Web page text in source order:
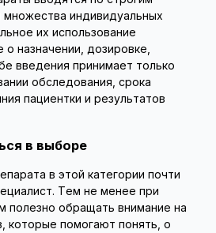
множества индивидуальных
их использование
назначении, дозировке,
введения принимает только
обследования, срока
пациентки и результатов
в выборе
в этой категории почти
Тем не менее при
полезно обращать внимание на
которые помогают понять, о